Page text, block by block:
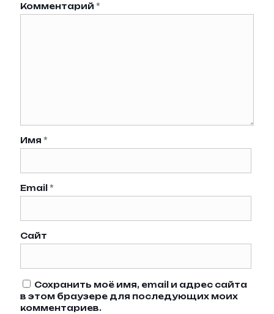
Комментарий *
Имя *
Email *
Сайт
Сохранить моё имя, email и адрес сайта
в этом браузере для последующих моих
комментариев.